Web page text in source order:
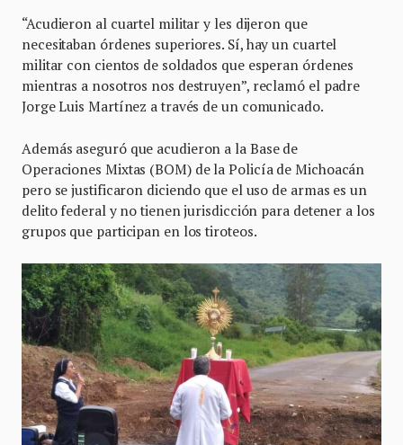
“Acudieron al cuartel militar y les dijeron que
necesitaban órdenes superiores. Sí, hay un cuartel
militar con cientos de soldados que esperan órdenes
mientras a nosotros nos destruyen”, reclamó el padre
Jorge Luis Martínez a través de un comunicado.
Además aseguró que acudieron a la Base de
Operaciones Mixtas (BOM) de la Policía de Michoacán
pero se justificaron diciendo que el uso de armas es un
delito federal y no tienen jurisdicción para detener a los
grupos que participan en los tiroteos.